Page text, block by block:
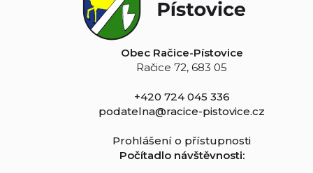
Obec Račice-Pístovice
Račice 72, 683 05
+420 724 045 336
podatelna@racice-pistovice.cz
Prohlášení o přístupnosti
Počítadlo návštěvnosti: